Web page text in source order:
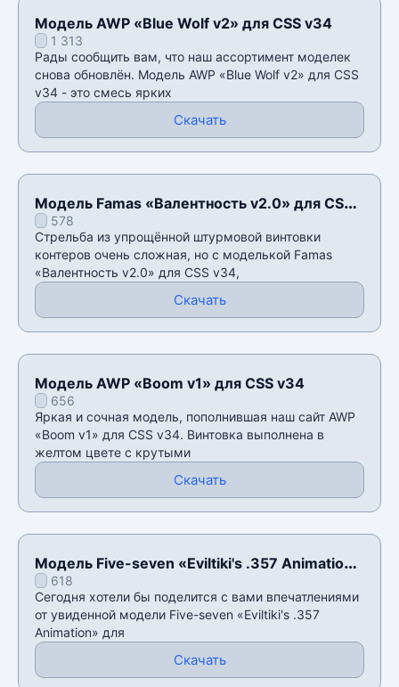
Модель AWP «Blue Wolf v2» для CSS v34
1 313
Рады сообщить вам, что наш ассортимент моделек
снова обновлён. Модель AWP «Blue Wolf v2» для CSS
v34 - это смесь ярких
Скачать
Модель Famas «Валентность v2.0» для CSS
v34578
Стрельба из упрощëнной штурмовой винтовки
контеров очень сложная, но с моделькой Famas
«Валентность v2.0» для CSS v34,
Скачать
Модель AWP «Boom v1» для CSS v34
656
Яркая и сочная модель, пополнившая наш сайт AWP
«Boom v1» для CSS v34. Винтовка выполнена в
желтом цвете с крутыми
Скачать
Модель Five-seven «Eviltiki's .357 Animation»
для CSS v34
618
Сегодня хотели бы поделится с вами впечатлениями
от увиденной модели Five-seven «Eviltiki's .357
Animation» для
Скачать